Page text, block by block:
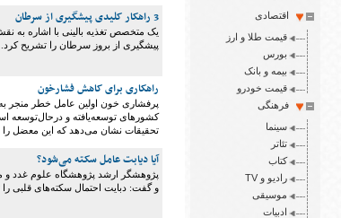
اقتصادی
قیمت طلا و ارز
بورس
بیمه و بانک
قیمت خودرو
فرهنگی
سینما
تئاتر
کتاب
رادیو و TV
موسیقی
ادبیات
3 راهکار کلیدی پیشگیری از سرطان
یک متخصص تغذیه بالینی با اشاره به
پیشگیری از بروز سرطان را تشریح کرد.
راهکاری برای کاهش فشارخون
پرفشاری خون اولین عامل خطر منجر
کشورهای توسعه‌یافته و درحال‌توسعه
تحقیقات نشان می‌دهد که این معضل را
آیا دیابت عامل سکته می‌شود؟
پژوهشگر ارشد پژوهشگاه علوم غدد و
و گفت: دبایت احتمال سکته‌های قلبی را تا ۳ برابر و سکته‌های مغزی را تا ۲ برابر افزایش